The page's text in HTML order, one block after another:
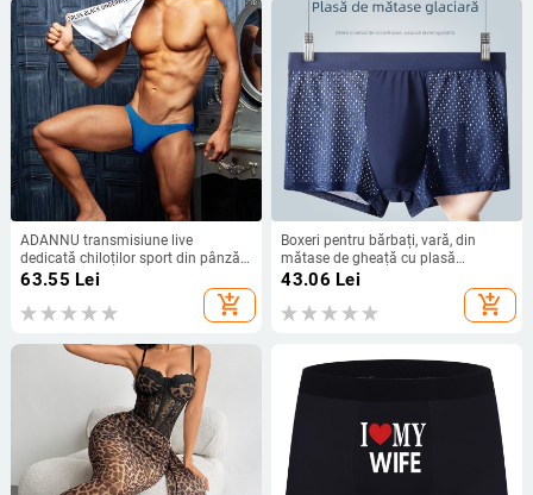
ADANNU transmisiune live
dedicată chiloților sport din pânză
cu nervuri, geantă mare, talie joasă,
lenjerie intimă sexy pentru bărbați
AD7112
63.55 Lei
add_shopping_cart
Boxeri pentru bărbați, vară, din
mătase de gheață cu plasă
respirabilă, talie medie, culoare
43.06 Lei
add_shopping_cart